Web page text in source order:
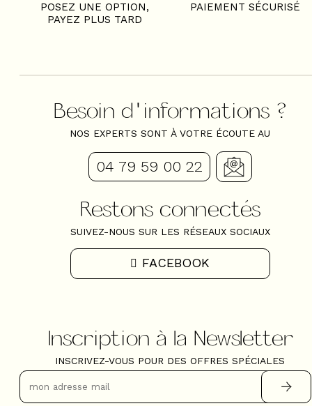
POSEZ UNE OPTION,
PAYEZ PLUS TARD
PAIEMENT SÉCURISÉ
Besoin d'informations ?
NOS EXPERTS SONT À VOTRE ÉCOUTE AU
04 79 59 00 22
Restons connectés
SUIVEZ-NOUS SUR LES RÉSEAUX SOCIAUX
FACEBOOK
Inscription à la Newsletter
INSCRIVEZ-VOUS POUR DES OFFRES SPÉCIALES